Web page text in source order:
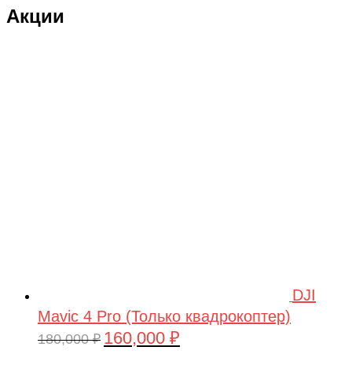
Акции
DJI
Mavic 4 Pro (Только квадрокоптер)
180,000₽ Первоначальная
160,000 ₽